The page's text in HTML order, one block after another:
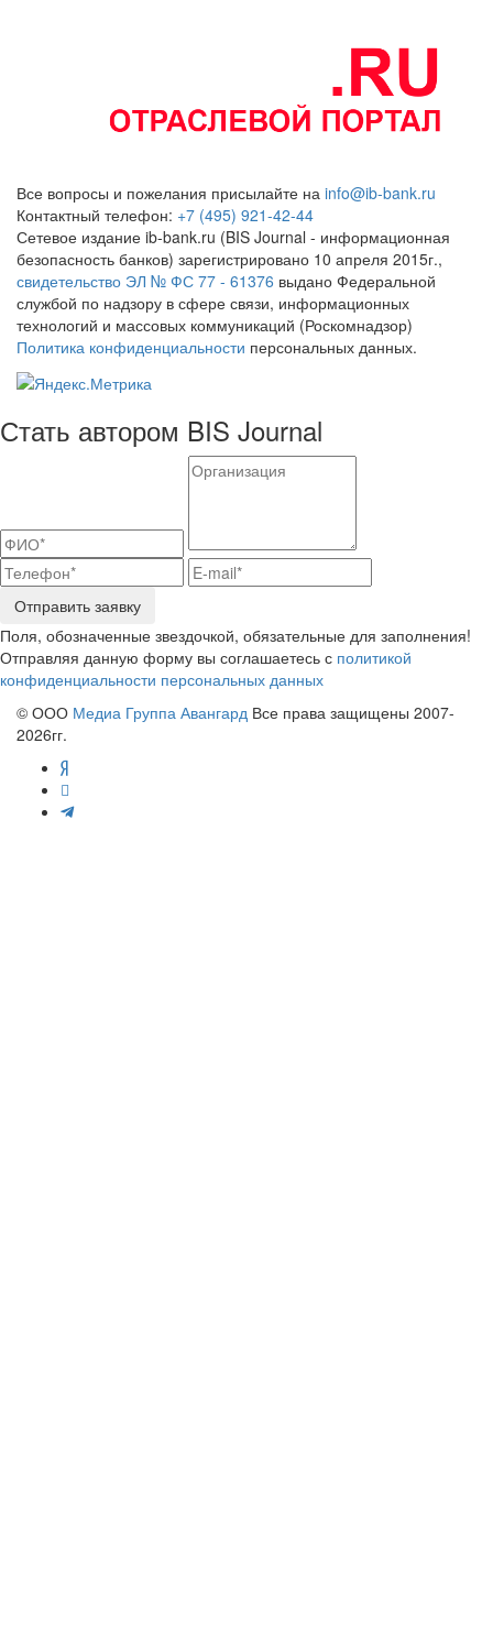
Все вопросы и пожелания присылайте на info@ib-bank.ru
Контактный телефон: +7 (495) 921-42-44
Сетевое издание ib-bank.ru (BIS Journal - информационная
безопасность банков) зарегистрировано 10 апреля 2015г.,
свидетельство ЭЛ № ФС 77 - 61376 выдано Федеральной
службой по надзору в сфере связи, информационных
технологий и массовых коммуникаций (Роскомнадзор)
Политика конфиденциальности персональных данных.
Стать автором BIS Journal
Отправить заявку
Поля, обозначенные звездочкой, обязательные для заполнения!
Отправляя данную форму вы соглашаетесь с политикой
конфиденциальности персональных данных
© ООО Медиа Группа Авангард Все права защищены 2007-
2026гг.